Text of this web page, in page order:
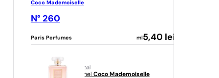
Coco Mademoiselle
N° 260
Paris Perfumes ml 5,40 lei
original
Chanel Coco Mademoiselle